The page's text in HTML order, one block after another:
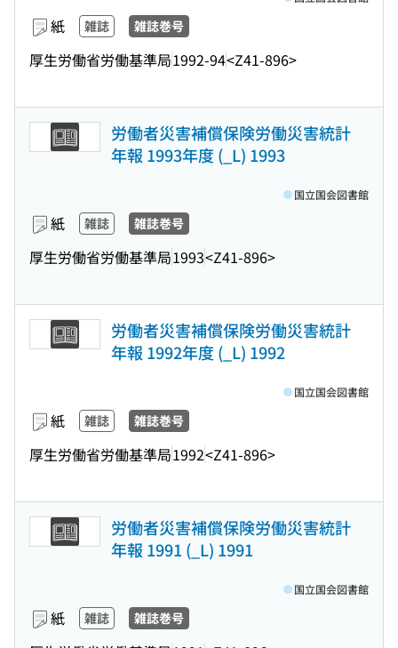
紙 雑誌 雑誌巻号
厚生労働省労働基準局1992-94<Z41-896>
労働者災害補償保険労働災害統計
年報 1993年度 (_L) 1993
紙 雑誌 雑誌巻号
厚生労働省労働基準局1993<Z41-896>
国立国会図書館
労働者災害補償保険労働災害統計
年報 1992年度 (_L) 1992
紙 雑誌 雑誌巻号
厚生労働省労働基準局1992<Z41-896>
国立国会図書館
労働者災害補償保険労働災害統計
年報 1991 (_L) 1991
紙 雑誌 雑誌巻号
国立国会図書館